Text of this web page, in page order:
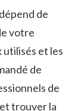
de
votre
utilisés et les
de
de
trouver la